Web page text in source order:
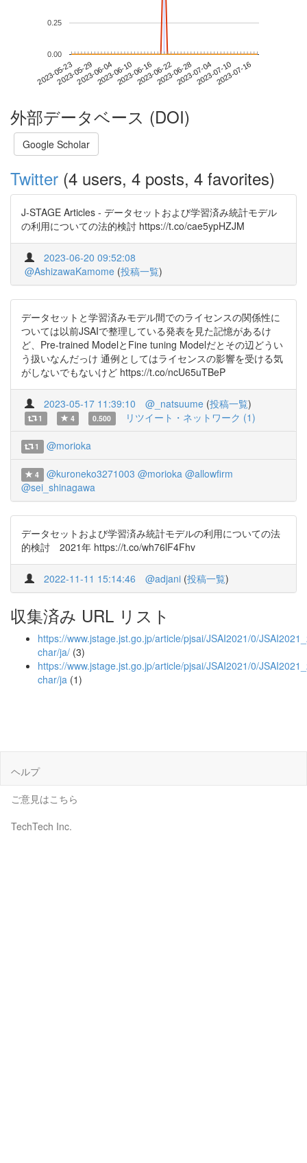
2023-05-232023-05-292023-06-042023-06-102023-06-162023-06-222023-06-282023-07-042023-07-102023-07-16
0.00
0.25
外部データベース (DOI)
Google Scholar
Twitter (4 users, 4 posts, 4 favorites)
J-STAGE Articles - データセットおよび学習済み統計モデル
の利用についての法的検討 https://t.co/cae5ypHZJM
2023-06-20 09:52:08
@AshizawaKamome (投稿一覧)
データセットと学習済みモデル間でのライセンスの関係性に
ついては以前JSAIで整理している発表を見た記憶があるけ
ど、Pre-trained ModelとFine tuning Modelだとその辺どうい
う扱いなんだっけ 通例としてはライセンスの影響を受ける気
がしないでもないけど https://t.co/ncU65uTBeP
2023-05-17 11:39:10 @_natsuume (投稿一覧)
1 4 0.500 リツイート・ネットワーク (1)
1 @morioka
4 @kuroneko3271003 @morioka @allowfirm
@sei_shinagawa
データセットおよび学習済み統計モデルの利用についての法
的検討 2021年 https://t.co/wh76lF4Fhv
2022-11-11 15:14:46 @adjani (投稿一覧)
収集済み URL リスト
https://www.jstage.jst.go.jp/article/pjsai/JSAI2021/0/
char/ja/ (3)
https://www.jstage.jst.go.jp/article/pjsai/JSAI2021/0/
char/ja (1)
ヘルプ
ご意見はこちら
TechTech Inc.